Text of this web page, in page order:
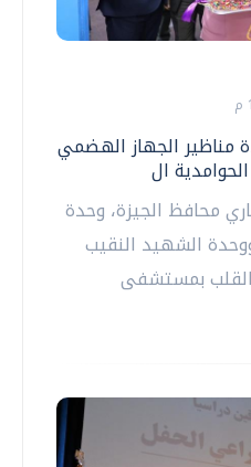
مناظير الجهاز الهضمي
ال
محافظ الجيزة، وحدة
الشهيد النقيب
القلب بمستشفى